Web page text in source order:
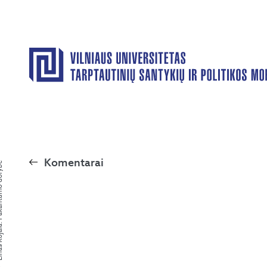
dorybė Komentarai